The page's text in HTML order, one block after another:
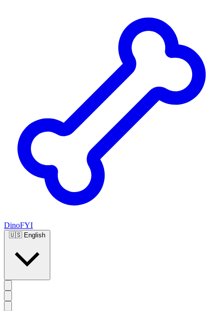
DinoFYI
🇺🇸 English